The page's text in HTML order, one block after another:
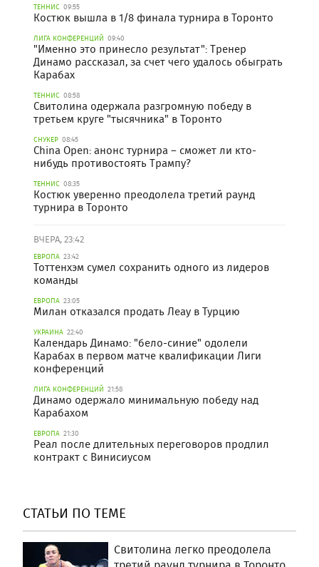
ТЕННИС 09:55
Костюк вышла в 1/8 финала турнира в Торонто
ЛИГА КОНФЕРЕНЦИЙ 09:40
"Именно это принесло результат": Тренер
Динамо рассказал, за счет чего удалось обыграть
Карабах
ТЕННИС 08:58
Свитолина одержала разгромную победу в
третьем круге "тысячника" в Торонто
СНУКЕР 08:45
China Open: анонс турнира – сможет ли кто-
нибудь противостоять Трампу?
ТЕННИС 08:35
Костюк уверенно преодолела третий раунд
турнира в Торонто
ВЧЕРА, 23:42
ЕВРОПА 23:42
Тоттенхэм сумел сохранить одного из лидеров
команды
ЕВРОПА 23:05
Милан отказался продать Леау в Турцию
УКРАИНА 22:40
Календарь Динамо: "бело-синие" одолели
Карабах в первом матче квалификации Лиги
конференций
ЛИГА КОНФЕРЕНЦИЙ 21:58
Динамо одержало минимальную победу над
Карабахом
ЕВРОПА 21:30
Реал после длительных переговоров продлил
контракт с Винисиусом
СТАТЬИ ПО ТЕМЕ
Свитолина легко преодолела